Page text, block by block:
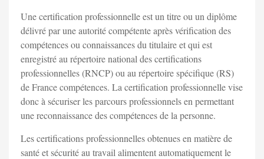
Une certification professionnelle est un titre ou un diplôme
délivré par une autorité compétente après vérification des
compétences ou connaissances du titulaire et qui est
enregistré au répertoire national des certifications
professionnelles (RNCP) ou au répertoire spécifique (RS)
de France compétences. La certification professionnelle vise
donc à sécuriser les parcours professionnels en permettant
une reconnaissance des compétences de la personne.
Les certifications professionnelles obtenues en matière de
santé et sécurité au travail alimentent automatiquement le